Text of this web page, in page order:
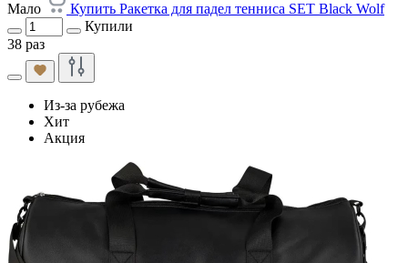
Мало
Купить Ракетка для падел тенниса SET Black Wolf
Купили
38 раз
Из-за рубежа
Хит
Акция